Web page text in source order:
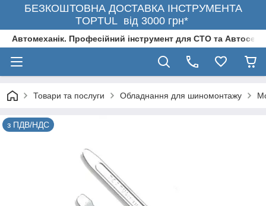
БЕЗКОШТОВНА ДОСТАВКА ІНСТРУМЕНТА
TOPTUL від 3000 грн*
Автомеханік. Професійний інструмент для СТО та
Товари та послуги Обладнання для шиномонтажу
з ПДВ/НДС